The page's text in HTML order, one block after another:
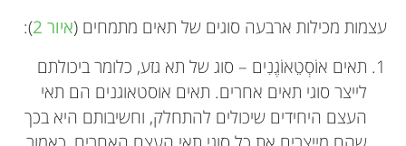
עצמות מכילות ארבעה סוגים של תאים מתמחים (איור 2 ):
תאים אוֹסְטֵאוֹגֶנִים – סוג של תא גזע, כלומר ביכולתם
לייצר סוגי תאים אחרים. תאים אוסטאוגנים הם תאי
העצם היחידים שיכולים להתחלק, וחשיבותם היא בכך